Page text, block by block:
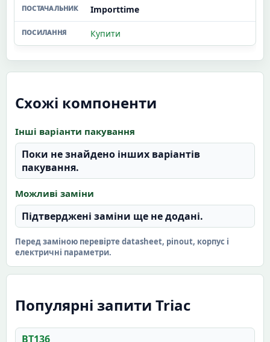
Importtime
Купити
Схожі компоненти
Інші варіанти пакування
Поки не знайдено інших варіантів
пакування.
Можливі заміни
Підтверджені заміни ще не додані.
Перед заміною перевірте datasheet, pinout, корпус і
електричні параметри.
Популярні запити Triac
BT136